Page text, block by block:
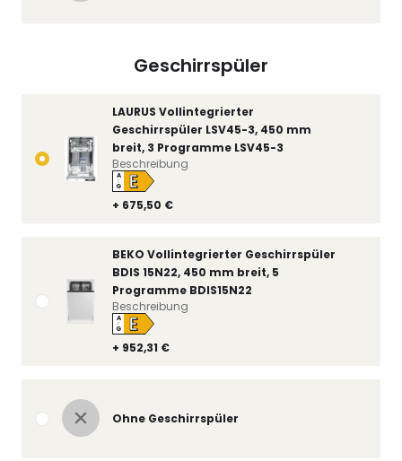
Geschirrspüler
LAURUS Vollintegrierter
Geschirrspüler LSV45-3, 450 mm
breit, 3 Programme LSV45-3
+ 675,50 €
A
↑
G E
Beschreibung
BEKO Vollintegrierter Geschirrspüler
BDIS 15N22, 450 mm breit, 5
Programme BDIS15N22
+ 952,31 €
A
↑
G E
Beschreibung
Ohne Geschirrspüler